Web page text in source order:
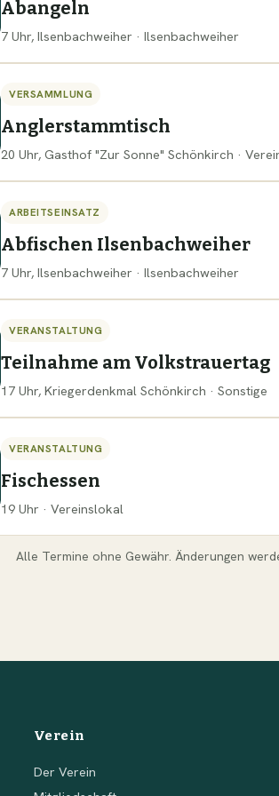
Abangeln
7 Uhr, Ilsenbachweiher · Ilsenbachweiher
VERSAMMLUNG
Anglerstammtisch
20 Uhr, Gasthof "Zur Sonne" Schönkirch ·
ARBEITSEINSATZ
Abfischen Ilsenbachweiher
7 Uhr, Ilsenbachweiher · Ilsenbachweiher
VERANSTALTUNG
Teilnahme am Volkstrauertag
17 Uhr, Kriegerdenkmal Schönkirch · Sonstige
VERANSTALTUNG
Fischessen
19 Uhr · Vereinslokal
Alle Termine ohne Gewähr. Änderungen
Verein
Der Verein